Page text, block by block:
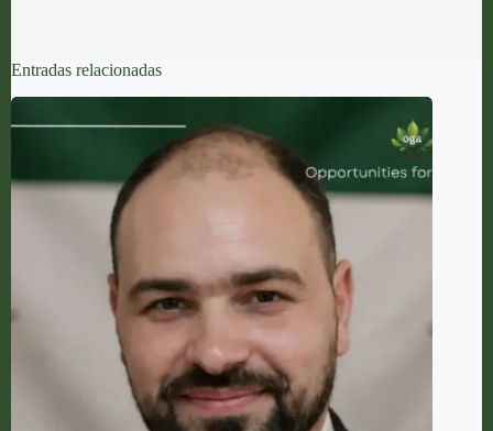
Entradas relacionadas